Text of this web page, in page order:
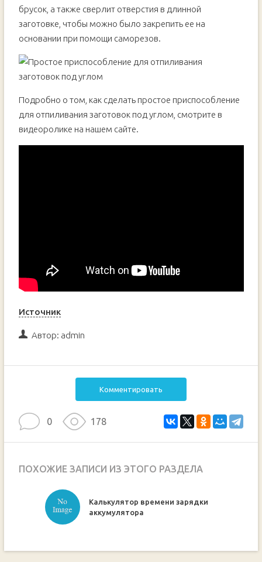
брусок, а также сверлит отверстия в длинной
заготовке, чтобы можно было закрепить ее на
основании при помощи саморезов.
Подробно о том, как сделать простое приспособление
для отпиливания заготовок под углом, смотрите в
видеоролике на нашем сайте.
Источник
Автор: admin
Комментировать
0 178
ПОХОЖИЕ ЗАПИСИ ИЗ ЭТОГО РАЗДЕЛА
Калькулятор времени зарядки
аккумулятора